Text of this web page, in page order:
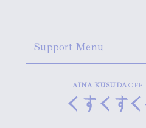
Support Menu
AINA KUSUDA